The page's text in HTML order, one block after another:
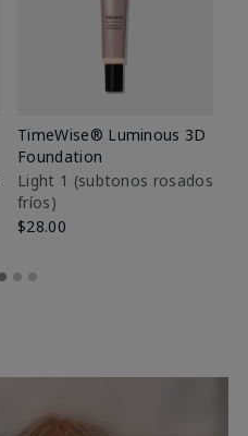
TimeWise® Luminous 3D
Foundation
Light 1​ (subtonos rosados
fríos)
$28.00